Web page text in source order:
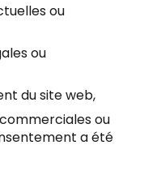
ou
ou
du site web,
ou
a été